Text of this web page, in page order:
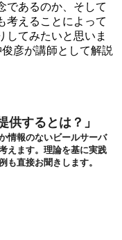
であるのか、そして
考えることによって
してみたいと思いま
彦が講師として解説
供するとは？ 」
情報のないビールサーバ
えます。 理論を基に実践
も直接お聞きします。